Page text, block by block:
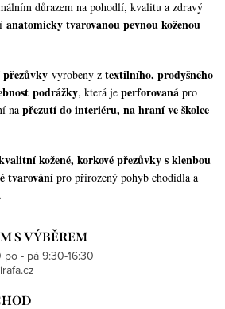
důrazem na pohodlí, kvalitu a zdravý
anatomicky tvarovanou pevnou koženou
vyrobeny z textilního, prodyšného
podrážky, která je perforovaná pro
na přezutí do interiéru, na hraní ve školce
kožené, korkové přezůvky s klenbou
tvarování pro přirozený pohyb chodidla a
S VÝBĚREM
- pá 9:30-16:30